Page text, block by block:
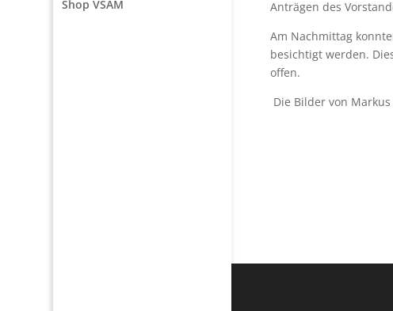
Shop VSAM
Anträgen des
Am Nachmittag
besichtigt werden.
offen.
Die Bilder von